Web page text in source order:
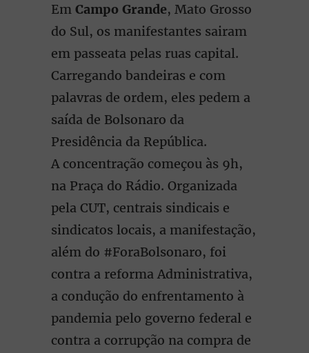
Em Campo Grande, Mato Grosso
do Sul, os manifestantes sairam
em passeata pelas ruas capital.
Carregando bandeiras e com
palavras de ordem, eles pedem a
saída de Bolsonaro da
Presidência da República.
A concentração começou às 9h,
na Praça do Rádio. Organizada
pela CUT, centrais sindicais e
sindicatos locais, a manifestação,
além do #ForaBolsonaro, foi
contra a reforma Administrativa,
a condução do enfrentamento à
pandemia pelo governo federal e
contra a corrupção na compra de